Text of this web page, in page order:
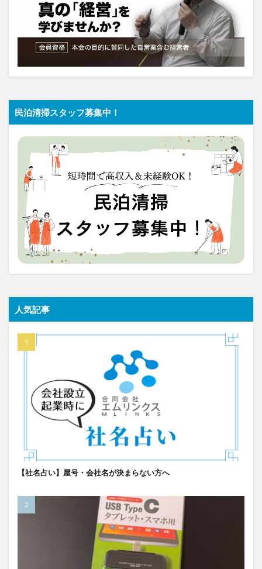
民泊清掃スタッフ募集中！
人気記事
【社名占い】屋号・会社名が決まらない方へ